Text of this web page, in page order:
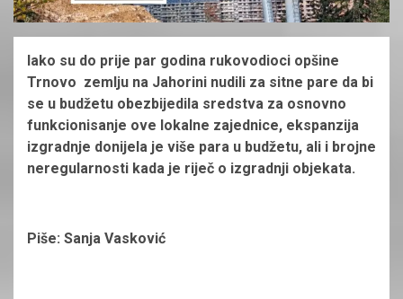
Iako su do prije par godina rukovodioci opšine
Trnovo zemlju na Jahorini nudili za sitne pare da bi
se u budžetu obezbijedila sredstva za osnovno
funkcionisanje ove lokalne zajednice, ekspanzija
izgradnje donijela je više para u budžetu, ali i brojne
neregularnosti kada je riječ o izgradnji objekata.
Piše: Sanja Vasković